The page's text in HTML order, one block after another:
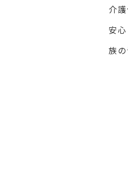
介
安
族